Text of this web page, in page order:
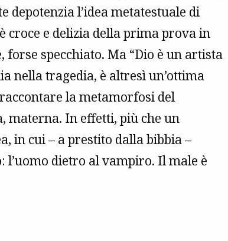
l’idea metatestuale di
e delizia della prima prova in
specchiato. Ma “Dio è un artista
nella tragedia, è altresì un’ottima
la metamorfosi del
materna. In effetti, più che un
in cui – a prestito dalla bibbia –
l’uomo dietro al vampiro. Il male è